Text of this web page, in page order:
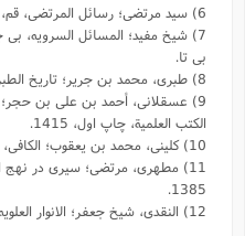
6) سید مرتضی؛ ‌رسائل المرتضی، قم، دار القرآن، 1405.
7) شیخ مفید؛ المسائل السرویه، بی
بی تا.
8) طبری، محمد بن جریر؛ تاریخ الطبری، بیروت، دار التراث، چاپ دوم، 1387.
9) عسقلانی، أحمد بن علی بن حجر؛
الکتب العلمیة، چاپ اول، 1415.
10) کلینی، محمد بن یعقوب؛ الکافی، قم، دار الحدیث، چاپ اول، 1429.
11) مطهری، مرتضی؛ سیری در نهج
1385.
12) النقدی، شیخ جعفر؛ الانوار العلویه، نجف، الحیدریه، 1381.